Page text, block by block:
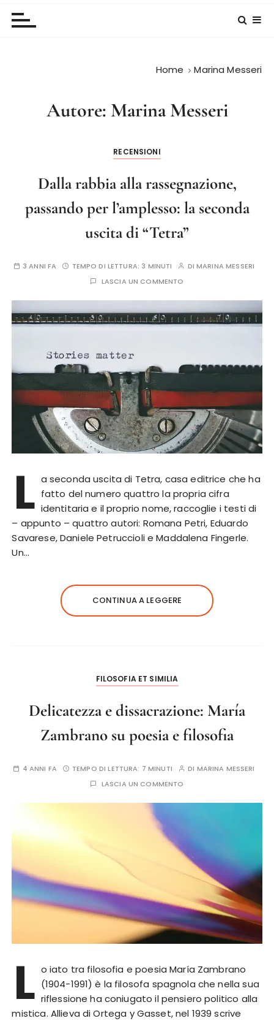
Home Marina Messeri
Autore: Marina Messeri
RECENSIONI
Dalla rabbia alla rassegnazione,
passando per l’amplesso: la seconda
uscita di “Tetra”
3 ANNI FA TEMPO DI LETTURA: 3 MINUTI DIMARINA MESSERI
LASCIA UN COMMENTO
L a seconda uscita di Tetra, casa editrice che ha
fatto del numero quattro la propria cifra
identitaria e il proprio nome, raccoglie i testi di
– appunto – quattro autori: Romana Petri, Eduardo
Savarese, Daniele Petruccioli e Maddalena Fingerle.
Un…
CONTINUA A LEGGERE
FILOSOFIA ET SIMILIA
Delicatezza e dissacrazione: María
Zambrano su poesia e filosofia
4 ANNI FA TEMPO DI LETTURA: 7 MINUTI DI MARINA MESSERI
LASCIA UN COMMENTO
L o iato tra filosofia e poesia María Zambrano
(1904-1991) è la filosofa spagnola che nella sua
riflessione ha coniugato il pensiero politico alla
mistica. Allieva di Ortega y Gasset, nel 1939 scrive